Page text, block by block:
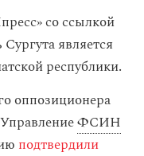
со ссылкой
является
республики.
оппозиционера
УправлениеФСИН
подтвердили